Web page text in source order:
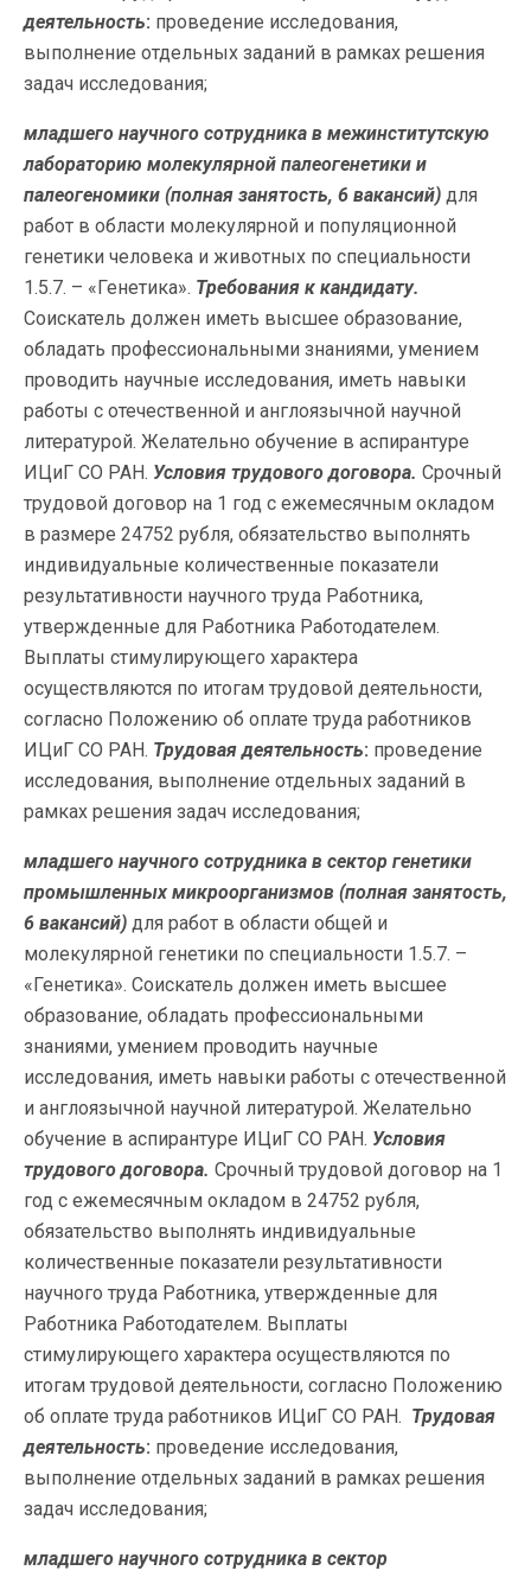
деятельность: проведение исследования,
выполнение отдельных заданий в рамках решения
задач исследования;
младшего научного сотрудника в межинститутскую
лабораторию молекулярной палеогенетики и
палеогеномики (полная занятость, 6 вакансий) для
работ в области молекулярной и популяционной
генетики человека и животных по специальности
1.5.7. – «Генетика». Требования к кандидату.
Соискатель должен иметь высшее образование,
обладать профессиональными знаниями, умением
проводить научные исследования, иметь навыки
работы с отечественной и англоязычной научной
литературой. Желательно обучение в аспирантуре
ИЦиГ СО РАН. Условия трудового договора. Срочный
трудовой договор на 1 год с ежемесячным окладом
в размере 24752 рубля, обязательство выполнять
индивидуальные количественные показатели
результативности научного труда Работника,
утвержденные для Работника Работодателем.
Выплаты стимулирующего характера
осуществляются по итогам трудовой деятельности,
согласно Положению об оплате труда работников
ИЦиГ СО РАН. Трудовая деятельность: проведение
исследования, выполнение отдельных заданий в
рамках решения задач исследования;
младшего научного сотрудника в сектор генетики
промышленных микроорганизмов (полная занятость,
6 вакансий) для работ в области общей и
молекулярной генетики по специальности 1.5.7. –
«Генетика». Соискатель должен иметь высшее
образование, обладать профессиональными
знаниями, умением проводить научные
исследования, иметь навыки работы с отечественной
и англоязычной научной литературой. Желательно
обучение в аспирантуре ИЦиГ СО РАН. Условия
трудового договора. Срочный трудовой договор на 1
год с ежемесячным окладом в 24752 рубля,
обязательство выполнять индивидуальные
количественные показатели результативности
научного труда Работника, утвержденные для
Работника Работодателем. Выплаты
стимулирующего характера осуществляются по
итогам трудовой деятельности, согласно Положению
об оплате труда работников ИЦиГ СО РАН. Трудовая
деятельность: проведение исследования,
выполнение отдельных заданий в рамках решения
задач исследования;
младшего научного сотрудника в сектор